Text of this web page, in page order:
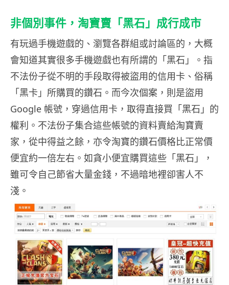
非個別事件，淘寶賣「黑石」成行成市
有玩過手機遊戲的、瀏覽各群組或討論區的，大概
會知道其實很多手機遊戲也有所謂的「黑石」。指
不法份子從不明的手段取得被盜用的信用卡、俗稱
「黑卡」所購買的鑽石。而今次個案，則是盜用
Google 帳號，穿過信用卡，取得直接買「黑石」的
權利。不法份子集合這些帳號的資料賣給淘寶賣
家，從中得益之餘，亦令淘寶的鑽石價格比正常價
便宜約一倍左右。如貪小便宜購買這些「黑石」，
雖可令自己節省大量金錢，不過暗地裡卻害人不
淺。